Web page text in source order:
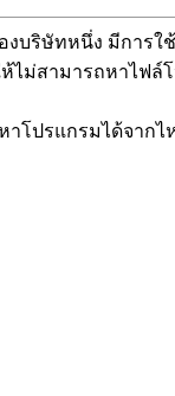
งบริษัทหนึ่ง มีการใ
ไม่สามารถหาไฟล์
าโปรแกรมได้จากไ